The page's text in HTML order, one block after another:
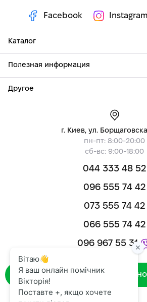
Facebook Instagram
Каталог
Полезная информация
Другое
г. Киев, ул.
пн-пт: 8:00-20:00
сб-вс: 9:00-18:00
044 333 48 52
096 555 74 42
073 555 74 42
066 555 74 42
096 967 55 31
Зворотний